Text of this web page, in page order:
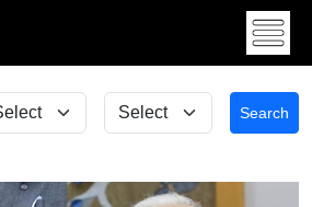
Search